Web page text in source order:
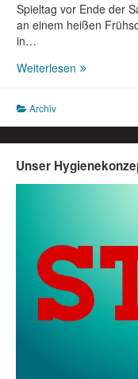
Spieltag vor Ende der
an einem heißen
in…
Weiterlesen VfR
SSV
0:1
(0:0)
Archiv
Unser